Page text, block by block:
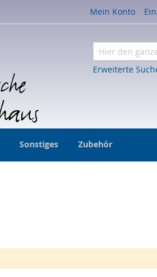
Mein Konto
Suche
Erweiterte
Sonstiges Zubehör